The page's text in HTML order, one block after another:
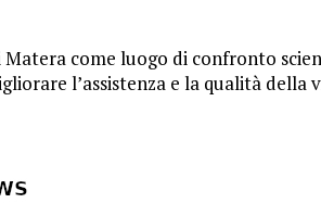
come luogo di confronto
l’assistenza e la qualità della